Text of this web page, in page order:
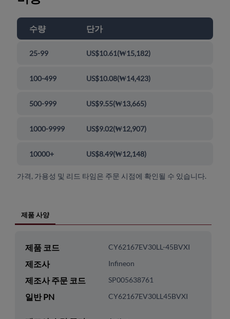
수량 단가
25-99 US$10.61(₩15,182)
100-499 US$10.08(₩14,423)
500-999 US$9.55(₩13,665)
1000-9999 US$9.02(₩12,907)
10000+ US$8.49(₩12,148)
가격, 가용성 및 리드 타임은 주문 시점에 확인될 수 있습니다.
제품 사양
제품 코드 CY62167EV30LL-45BVXI
제조사 Infineon
제조사 주문 코드 SP005638761
일반 PN CY62167EV30LL45BVXI